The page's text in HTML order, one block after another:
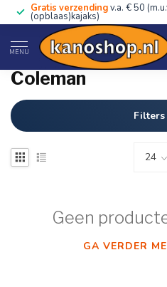
Gratis verzendingv.a. € 50
(opblaas)kajaks)
MENU
Home / Merken / Coleman
Coleman
Filters
Geen
GA VERDER